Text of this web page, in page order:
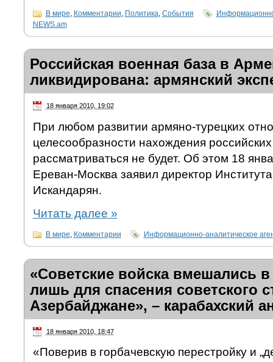
В мире, Комментарии, Политика, События
NEWS.am
Российская военная база в
ликвидирована: армянский
18 января 2010, 19:02
При любом развитии армяно-турецких
целесообразности нахождения
рассматриваться не будет. Об этом 18
Ереван-Москва заявил директор
Искандарян.
Читать далее »
В мире Комментарии Информационно-аналитическое
«Советские войска вмешались
лишь для спасения советского
Азербайджане», – карабахский
18 января 2010, 18:47
«Поверив в горбачевскую перестройку и